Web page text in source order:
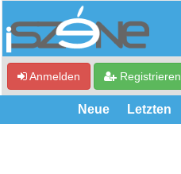
Anmelden Registrieren
Neue Letzten